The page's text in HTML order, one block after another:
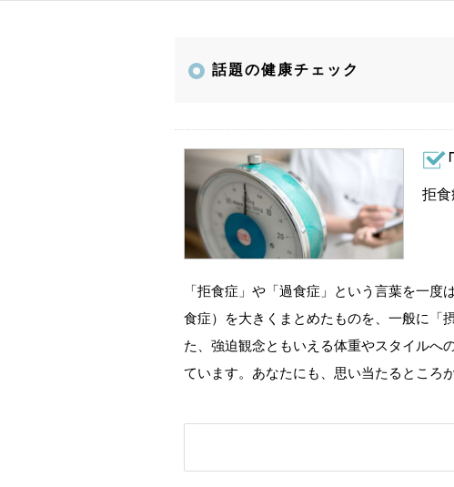
話題の健康チェック
拒
「拒食症」や「過食症」という言葉を一
食症）を大きくまとめたものを、一般に「
た、強迫観念ともいえる体重やスタイルへ
ています。あなたにも、思い当たるところ